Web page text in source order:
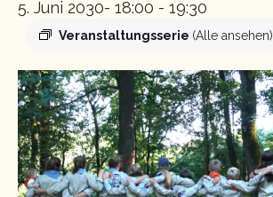
5. Juni 2030- 18:00 - 19:30
Veranstaltungsserie (Alle ansehen)